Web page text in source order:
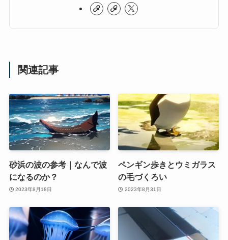
関連記事
砂浜の波の参考｜なんで波
になるのか？
2023年8月18日
ペンギン歩きとウミガラス
の毛づくろい
2023年8月31日